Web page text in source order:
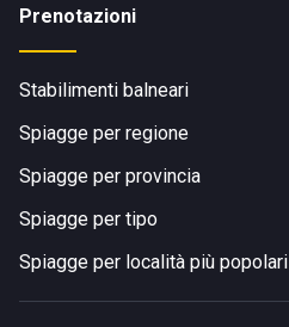
Prenotazioni
Stabilimenti balneari
Spiagge per regione
Spiagge per provincia
Spiagge per tipo
Spiagge per località più popolari